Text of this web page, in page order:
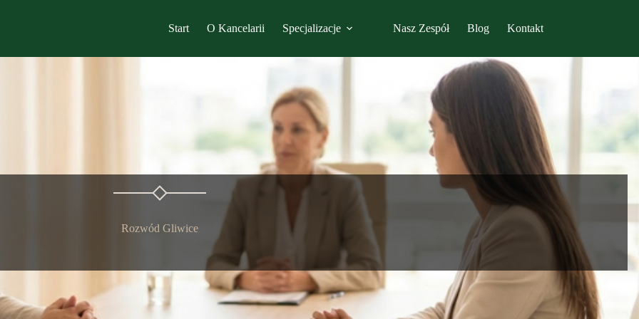
Start O Kancelarii Specjalizacje Nasz Zespół Blog Kontakt
Rozwód Gliwice